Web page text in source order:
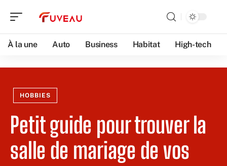
À la une Auto Business Habitat High-tech
HOBBIES
Petit guide pour trouver la
salle de mariage de vos